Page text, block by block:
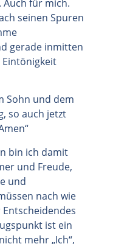
Auch für mich.
seinen Spuren
gerade inmitten
Sohn und dem
so auch jetzt
bin ich damit
und Freude,
und
nach wie
ist ein
mehr „Ich“,